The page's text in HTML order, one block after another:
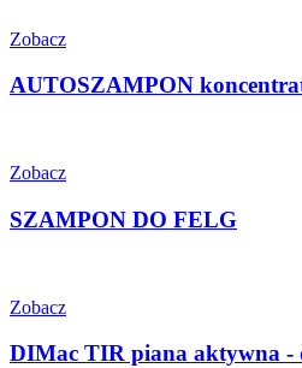
Zobacz
AUTOSZAMPON
Zobacz
SZAMPON DO FELG
Zobacz
DIMac TIR piana aktywna -